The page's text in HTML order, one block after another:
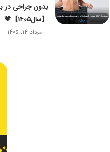
بدون جراحی در
【سال1405】💗
مرداد 14, 1405